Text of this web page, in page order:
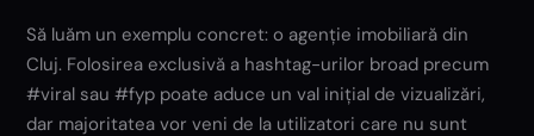
Să luăm un exemplu concret: o agenție imobiliară din
Cluj. Folosirea exclusivă a hashtag-urilor broad precum
#viral sau #fyp poate aduce un val inițial de vizualizări,
dar majoritatea vor veni de la utilizatori care nu sunt